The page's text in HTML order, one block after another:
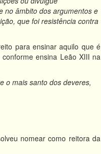
no âmbito dos argumentos e
que foi resistência contra
para ensinar aquilo que é
ensina Leão XIII na
o mais santo dos deveres,
nomear como reitora da